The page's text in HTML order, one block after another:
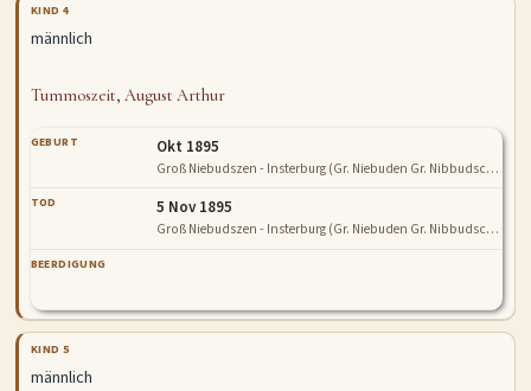
KIND 4
männlich
Tummoszeit, August Arthur
GEBURT Okt 1895
Groß Niebudszen - Insterburg (Gr. Niebuden Gr. Nibbudschen Niebudszen Gr. Niebudschen Steinsee)
TOD 5 Nov 1895
Groß Niebudszen - Insterburg (Gr. Niebuden Gr. Nibbudschen Niebudszen Gr. Niebudschen Steinsee)
BEERDIGUNG
KIND 5
männlich